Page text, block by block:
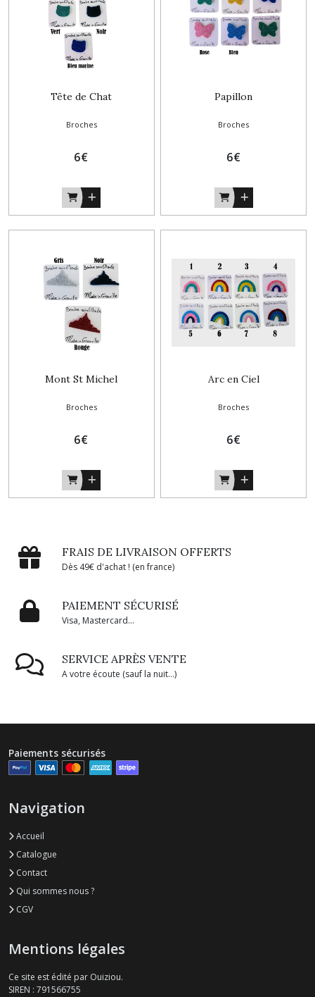
Tête de Chat
Broches
6€
Papillon
Broches
6€
Mont St Michel
Broches
6€
Arc en Ciel
Broches
6€
FRAIS DE LIVRAISON OFFERTS
Dès 49€ d'achat ! (en france)
PAIEMENT SÉCURISÉ
Visa, Mastercard...
SERVICE APRÈS VENTE
A votre écoute (sauf la nuit...)
Paiements sécurisés
Navigation
Accueil
Catalogue
Contact
Qui sommes nous ?
CGV
Mentions légales
Ce site est édité par Ouiziou.
SIREN : 791566755